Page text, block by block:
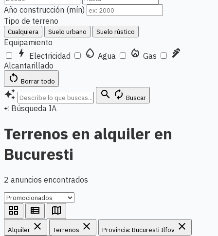
Año construcción (mín)
Tipo de terreno
Cualquiera Suelo urbano Suelo rústico
Equipamiento
bolt Electricidad water_drop Agua local_fire_department Gas plumbing
Alcantarillado
restart_alt Borrar todo
auto_awesome search autorenew Buscar
auto_awesome Búsqueda IA
Terrenos en alquiler en
Bucuresti
2 anuncios encontrados
grid_view view_list map
Alquiler close Terrenos close Provincia: Bucuresti Ilfov close